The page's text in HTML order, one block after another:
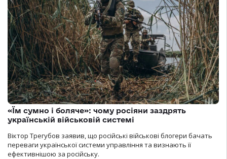
«Їм сумно і боляче»: чому росіяни заздрять
українській військовій системі
Віктор Трегубов заявив, що російські військові блогери бачать
переваги української системи управління та визнають її
ефективнішою за російську.